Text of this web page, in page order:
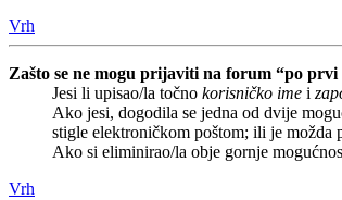
Vrh
Zašto se ne mogu prijaviti na forum “po prvi
Jesi li upisao/la točno korisničko ime i
Ako jesi, dogodila se jedna od dvije
stigle elektroničkom poštom; ili je
Ako si eliminirao/la obje gornje
Vrh